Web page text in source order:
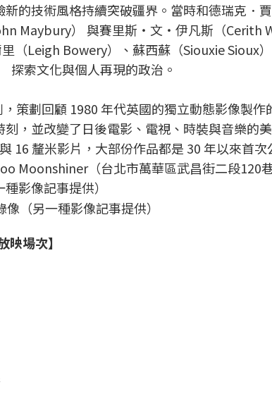
的技術風格持續突破疆界。當時和德瑞克．
Maybury） 與賽里斯・文‧伊凡斯（Cerith
（Leigh Bowery）、蘇西蘇（Siouxie Sioux
探索文化與個人再現的政治。
策劃回顧 1980 年代英國的獨立動態影像製作
，並改變了日後電影、電視、時裝與音樂的
16 釐米影片，大部份作品都是 30 年以來首次
Moonshiner（台北市萬華區武昌街二段120
（另一種影像記事提供）
場次】